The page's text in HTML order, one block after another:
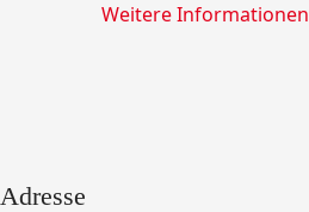
Adresse
Weitere Informationen